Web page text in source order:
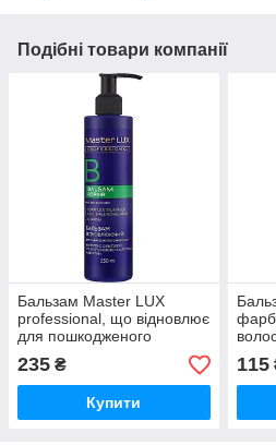
Подібні товари компанії
Бальзам Master LUX
professional, що відновлює
для пошкодженого
волосся (REPAIR) 250 мл
(оригінал)
235 ₴
Купити
115